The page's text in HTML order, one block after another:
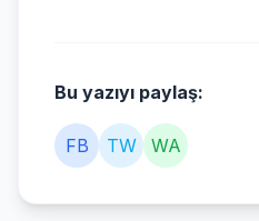
Bu yazıyı paylaş:
FB TW WA